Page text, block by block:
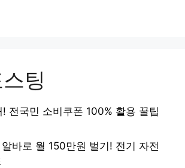
팅
! 전국민 소비쿠폰 100% 활용 꿀팁
바로 월 150만원 벌기! 전기 자전